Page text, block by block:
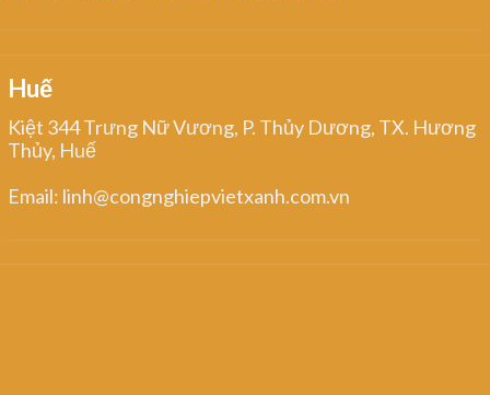
Huế
Kiệt 344 Trưng Nữ Vương, P. Thủy Dương, TX. Hương
Thủy, Huế
Email: linh@congnghiepvietxanh.com.vn